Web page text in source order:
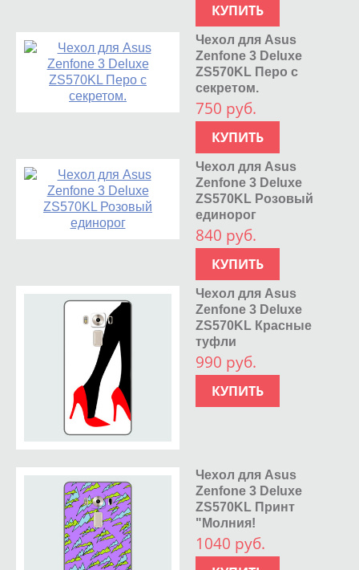
КУПИТЬ
Чехол для Asus
Zenfone 3 Deluxe
ZS570KL Перо с
секретом.
750 руб.
КУПИТЬ
Чехол для Asus
Zenfone 3 Deluxe
ZS570KL Розовый
единорог
840 руб.
КУПИТЬ
Чехол для Asus
Zenfone 3 Deluxe
ZS570KL Красные
туфли
990 руб.
КУПИТЬ
Чехол для Asus
Zenfone 3 Deluxe
ZS570KL Принт
"Молния!
1040 руб.